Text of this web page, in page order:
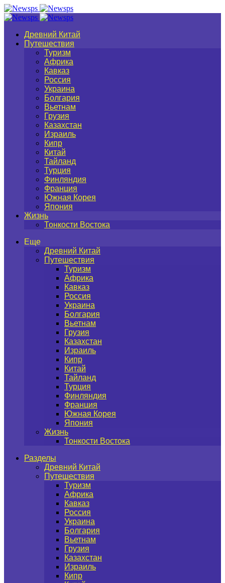
Древний Китай
Путешествия
Туризм
Африка
Кавказ
Россия
Украина
Болгария
Вьетнам
Грузия
Казахстан
Израиль
Кипр
Китай
Тайланд
Турция
Финляндия
Франция
Южная Корея
Япония
Жизнь
Тонкости Востока
Еще
Древний Китай
Путешествия
Туризм
Африка
Кавказ
Россия
Украина
Болгария
Вьетнам
Грузия
Казахстан
Израиль
Кипр
Китай
Тайланд
Турция
Финляндия
Франция
Южная Корея
Япония
Жизнь
Тонкости Востока
Разделы
Древний Китай
Путешествия
Туризм
Африка
Кавказ
Россия
Украина
Болгария
Вьетнам
Грузия
Казахстан
Израиль
Кипр